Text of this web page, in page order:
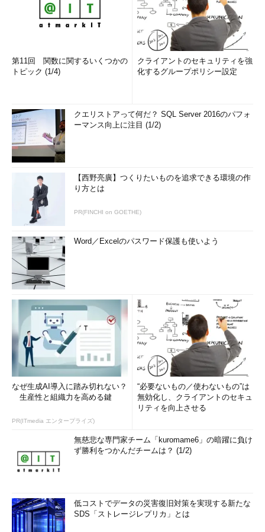
第11回 関数に関するいくつかの
トピック (1/4)
クライアントのセキュリティを強
化するグループポリシー設定
クエリストアって何だ？ SQL Server 2016のパフォ
ーマンス向上に注目 (1/2)
【西野亮廣】つくりたいものを追求できる環境の作
り方とは
PR(FINCHI on GOETHE)
Word／Excelのパスワード保護も使いよう
なぜ生成AI導入に踏み切れない？
生産性と組織力を高める鍵
PR(ITmedia エンタープライズ)
“必要ないもの／使わないもの”は
無効化し、クライアントのセキュ
リティを向上させる
無慈悲な専門家チーム「kuromame6」の暗躍に負け
ず勝利をつかんだチームは？ (1/2)
低コストでデータの災害復旧対策を実現する新たな
SDS「ストレージレプリカ」とは